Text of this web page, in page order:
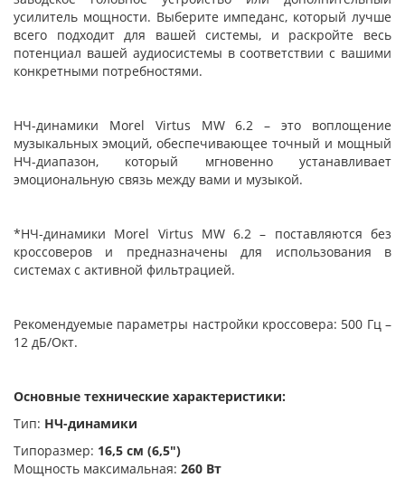
усилитель мощности. Выберите импеданс, который лучше
всего подходит для вашей системы, и раскройте весь
потенциал вашей аудиосистемы в соответствии с вашими
конкретными потребностями.
НЧ-динамики Morel Virtus MW 6.2 – это воплощение
музыкальных эмоций, обеспечивающее точный и мощный
НЧ-диапазон, который мгновенно устанавливает
эмоциональную связь между вами и музыкой.
*НЧ-динамики Morel Virtus MW 6.2 – поставляются без
кроссоверов и предназначены для использования в
системах с активной фильтрацией.
Рекомендуемые параметры настройки кроссовера: 500 Гц –
12 дБ/Окт.
Основные технические характеристики:
Тип: НЧ-динамики
Типоразмер: 16,5 см (6,5")
Мощность максимальная: 260 Вт